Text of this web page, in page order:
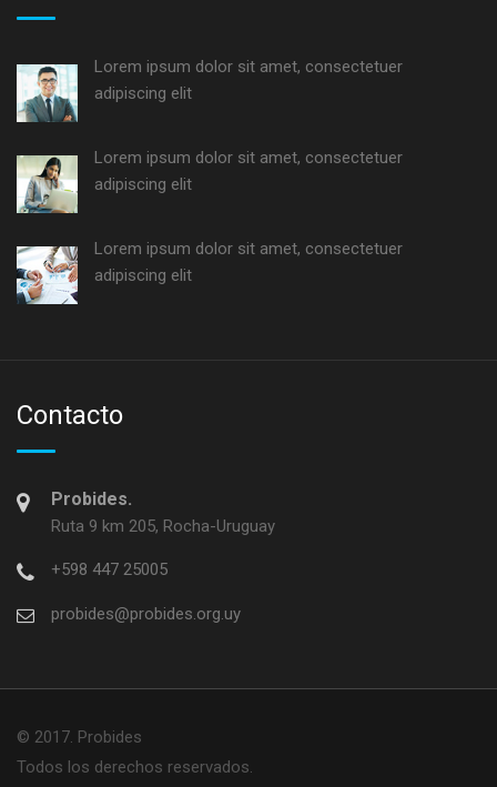
Lorem ipsum dolor sit amet, consectetuer
adipiscing elit
Lorem ipsum dolor sit amet, consectetuer
adipiscing elit
Lorem ipsum dolor sit amet, consectetuer
adipiscing elit
Contacto
Probides.
Ruta 9 km 205, Rocha-Uruguay
+598 447 25005
probides@probides.org.uy
© 2017. Probides
Todos los derechos reservados.